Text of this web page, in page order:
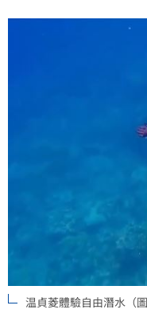
温貞菱體驗自由潛水（